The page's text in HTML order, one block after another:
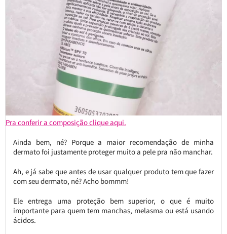
Pra conferir a composição clique aqui.
Ainda bem, né? Porque a maior recomendação de minha
dermato foi justamente proteger muito a pele pra não manchar.
Ah, e já sabe que antes de usar qualquer produto tem que fazer
com seu dermato, né? Acho bommm!
Ele entrega uma proteção bem superior, o que é muito
importante para quem tem manchas, melasma ou está usando
ácidos.